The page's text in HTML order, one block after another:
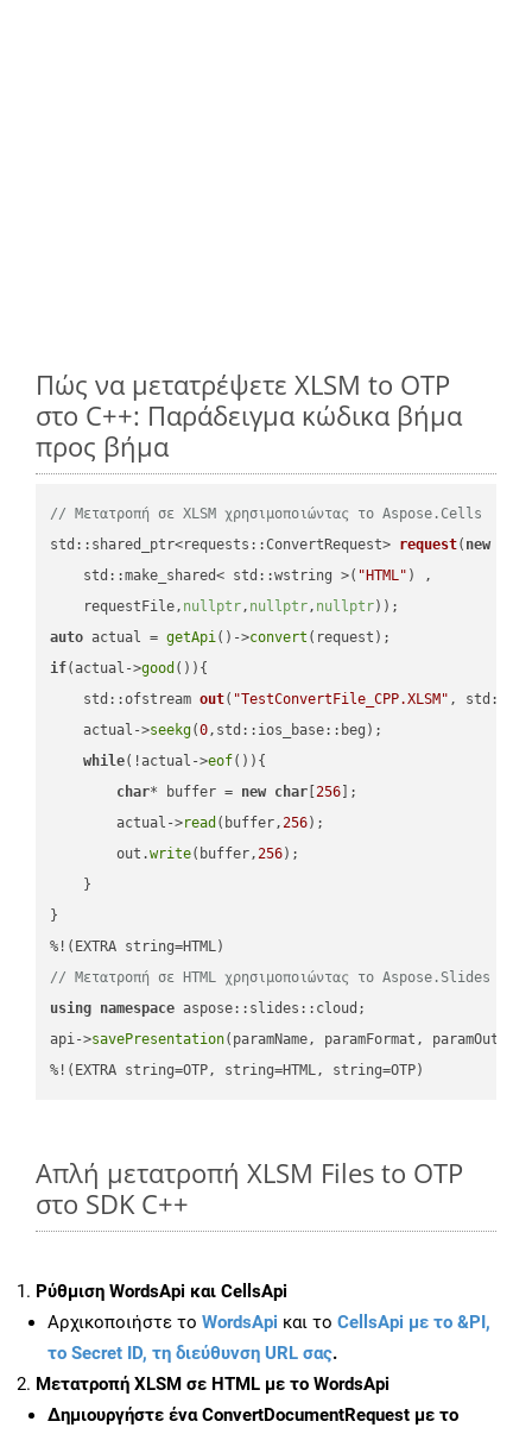
Πώς να μετατρέψετε XLSM to OTP
στο C++: Παράδειγμα κώδικα βήμα
προς βήμα
// Μετατροπή σε XLSM χρησιμοποιώντας το Aspose.Cells
std::shared_ptr<requests::ConvertRequest> request( new
    std::make_shared< std::wstring >(
"HTML" ) ,
    requestFile,
nullptr, nullptr, nullptr))
auto actual = getApi()->convert
if(actual->good ()){
std::ofstream out( "TestConvertFile_CPP.XLSM" ,
    actual->
seekg(0,std::ios_base::beg);
while(!actual->eof()){
char* buffer = new char [256 ];
        actual->
read (buffer,256);
        out.
write(buffer,256);
    }
}
// Μετατροπή σε HTML χρησιμοποιώντας το Aspose.Slides
using namespace aspose::slides::cloud;
api->savePresentation(paramName, paramFormat,
%!(EXTRA string=OTP, string=HTML, string=OTP)
Απλή μετατροπή XLSM Files to OTP
στο SDK C++
Ρύθμιση WordsApi και CellsApi
Αρχικοποιήστε το WordsApi και το CellsApi με το &PI,
το Secret ID, τη διεύθυνση URL σας.
Μετατροπή XLSM σε HTML με το WordsApi
Δημιουργήστε έναConvertDocumentRequest με το